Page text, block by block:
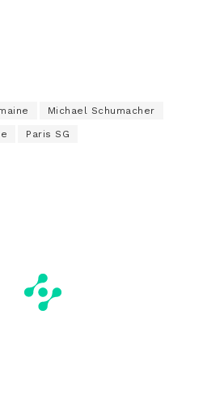
Michael Schumacher
Paris SG